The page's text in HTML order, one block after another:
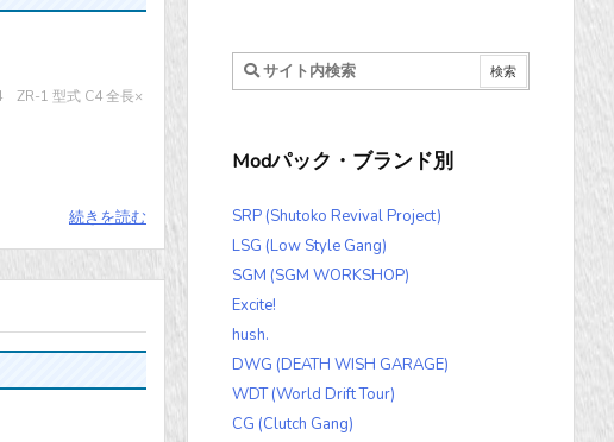
ZR-1 型式 C4 全長×
続きを読む
Modパック・ブランド別
SRP (Shutoko Revival Project)
LSG (Low Style Gang)
SGM (SGM WORKSHOP)
Excite!
hush.
DWG (DEATH WISH GARAGE)
WDT (World Drift Tour)
CG (Clutch Gang)